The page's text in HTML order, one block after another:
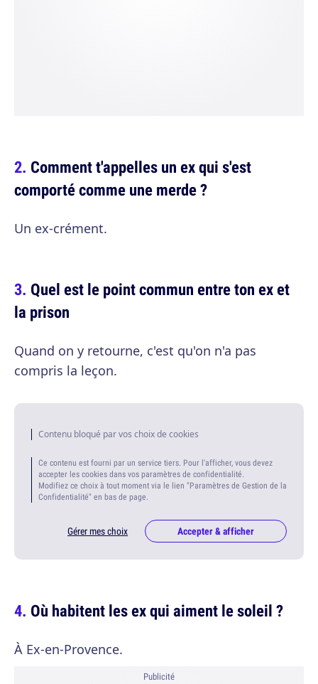
Comment t'appelles un ex qui s'est
comporté comme une merde ?
Un ex-crément.
Quel est le point commun entre ton ex et
la prison
Quand on y retourne, c'est qu'on n'a pas
compris la leçon.
Contenu bloqué par vos choix de cookies
Ce contenu est fourni par un service tiers. Pour l'afficher, vous devez
accepter les cookies dans vos paramètres de confidentialité.
Modifiez ce choix à tout moment via le lien "Paramètres de Gestion de la
Confidentialité" en bas de page.
Gérer mes choix Accepter & afficher
Où habitent les ex qui aiment le soleil ?
À Ex-en-Provence.
Publicité